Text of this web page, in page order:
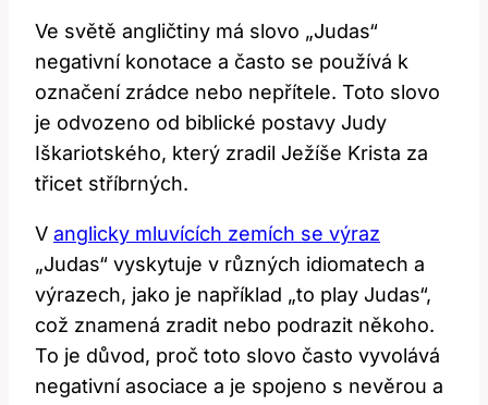
Ve světě angličtiny má slovo „Judas“
negativní konotace a často se používá k
označení zrádce nebo nepřítele. Toto slovo
je odvozeno od biblické postavy Judy
Iškariotského, který zradil Ježíše Krista za
třicet stříbrných.
V anglicky mluvících zemích se výraz
„Judas“ vyskytuje v různých idiomatech a
výrazech, jako je například „to play Judas“,
což znamená zradit nebo podrazit někoho.
To je důvod, proč toto slovo často vyvolává
negativní asociace a je spojeno s nevěrou a